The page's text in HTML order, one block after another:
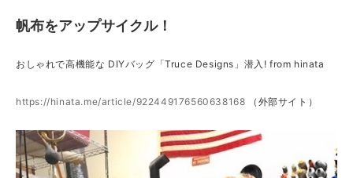
帆布をアップサイクル！
おしゃれで高機能な DIYバッグ「Truce Designs」潜入! from hinata
https://hinata.me/article/922449176560638168 （外部サイト）